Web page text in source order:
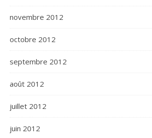
novembre 2012
octobre 2012
septembre 2012
août 2012
juillet 2012
juin 2012